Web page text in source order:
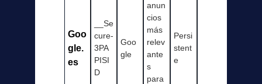
Goo
gle.
es
__Se
cure-
3PA
PISI
D
Goo
gle
anun
cios
más
relev
ante
s
para
Persi
stent
e